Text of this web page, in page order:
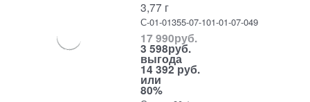
3,77 г
С-01-01355-07-101-01-07-049
17 990руб.
3 598руб.
выгода
14 392 руб.
или
80%